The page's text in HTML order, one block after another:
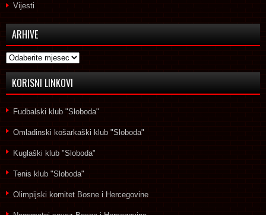
Vijesti
ARHIVE
Arhive
KORISNI LINKOVI
Fudbalski klub "Sloboda"
Omladinski košarkaški klub "Sloboda"
Kuglaški klub "Sloboda"
Tenis klub "Sloboda"
Olimpijski komitet Bosne i Hercegovine